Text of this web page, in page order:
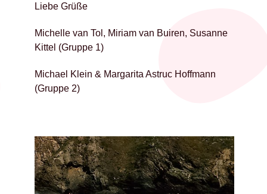
Liebe Grüße
Michelle van Tol, Miriam van Buiren, Susanne
Kittel (Gruppe 1)
Michael Klein & Margarita Astruc Hoffmann
(Gruppe 2)